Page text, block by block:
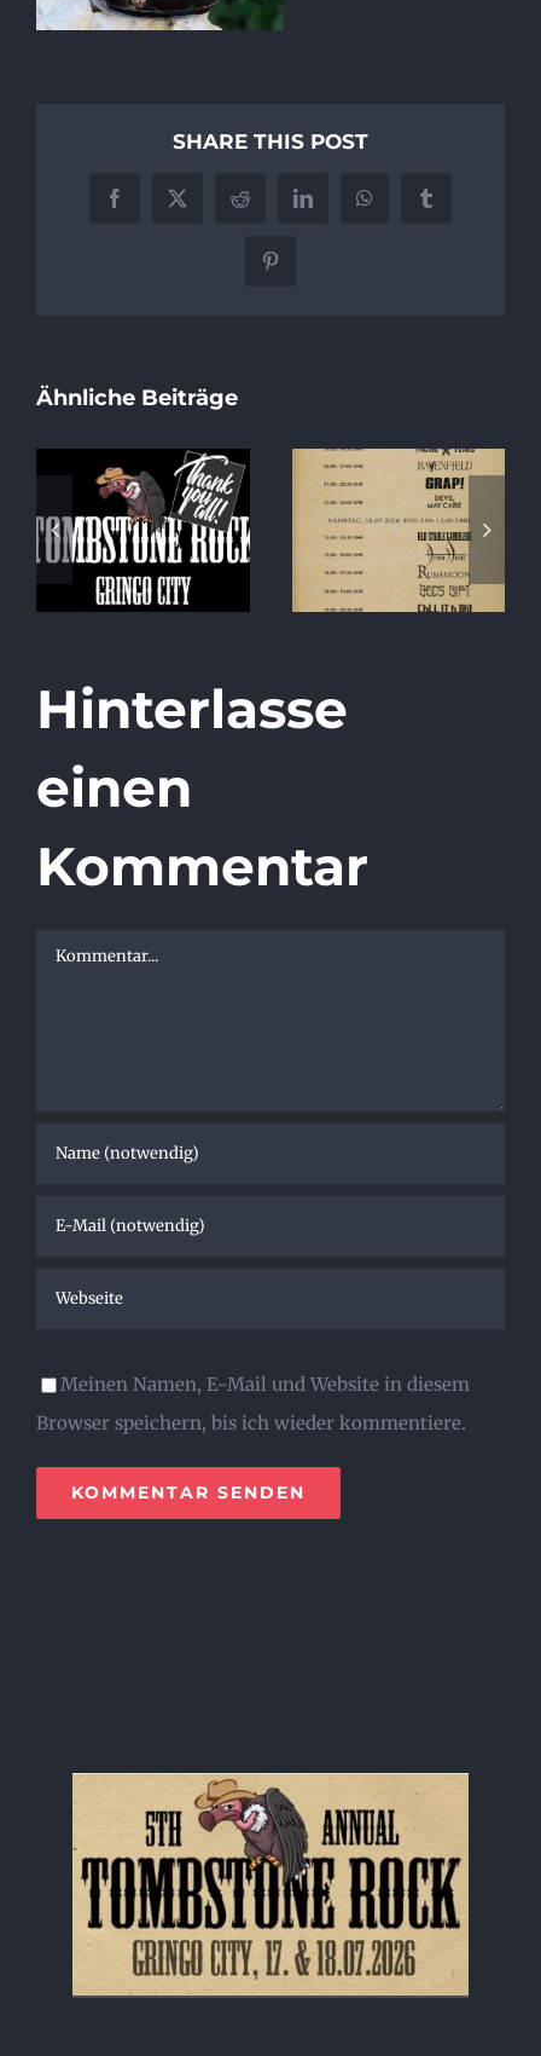
SHARE THIS POST
Facebook
X Reddit LinkedInWhatsAppTumblr
Pinterest
Ähnliche Beiträge
Running Order
2026
Special Album
Release Show
at Tombstone
Rock!
Hinterlasse
einen
Kommentar
Kommentar
Meinen Namen, E-Mail und Website in diesem
Browser speichern, bis ich wieder kommentiere.